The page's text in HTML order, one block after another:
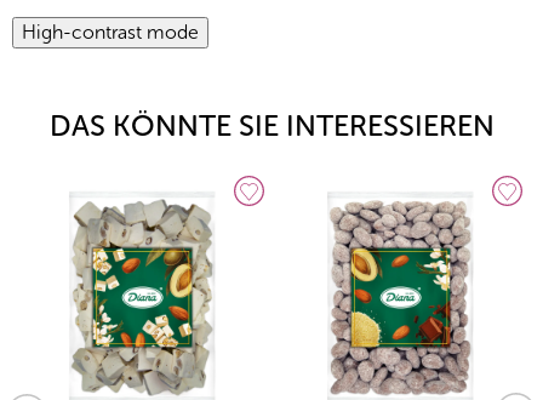
High-contrast mode
DAS KÖNNTE SIE INTERESSIEREN